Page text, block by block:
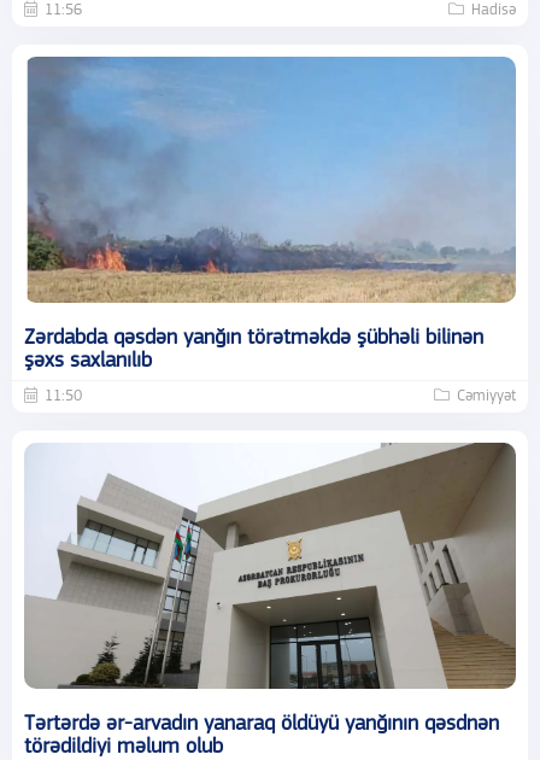
11:56 Hadisə
Zərdabda qəsdən yanğın törətməkdə şübhəli bilinən
şəxs saxlanılıb
11:50 Cəmiyyət
Tərtərdə ər-arvadın yanaraq öldüyü yanğının qəsdnən
törədildiyi məlum olub